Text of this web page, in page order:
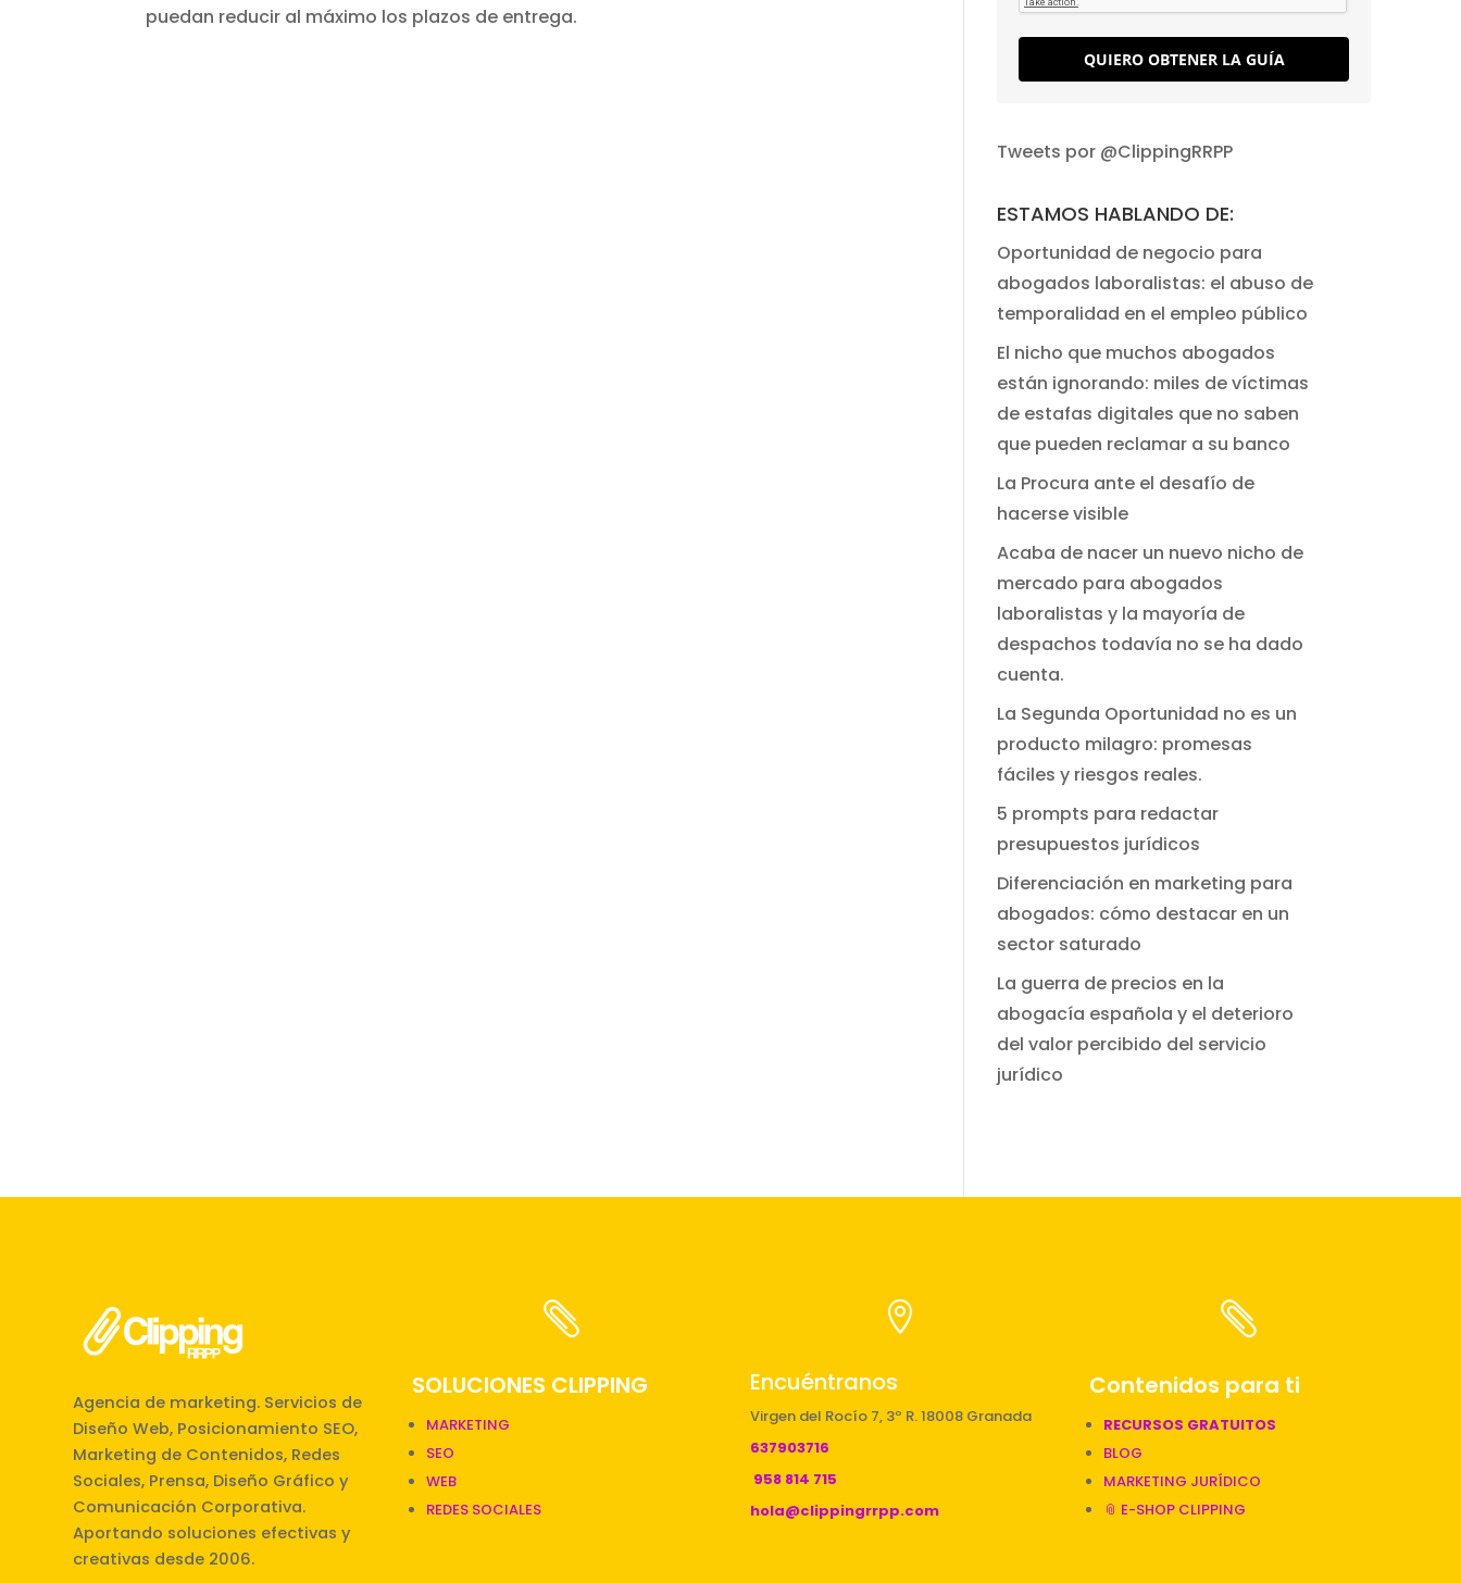
puedan reducir al máximo los plazos de entrega.
QUIERO OBTENER LA GUÍA
Tweets por @ClippingRRPP
ESTAMOS HABLANDO DE:
Oportunidad de negocio para
abogados laboralistas: el abuso de
temporalidad en el empleo público
El nicho que muchos abogados
están ignorando: miles de víctimas
de estafas digitales que no saben
que pueden reclamar a su banco
La Procura ante el desafío de
hacerse visible
Acaba de nacer un nuevo nicho de
mercado para abogados
laboralistas y la mayoría de
despachos todavía no se ha dado
cuenta.
La Segunda Oportunidad no es un
producto milagro: promesas
fáciles y riesgos reales.
5 prompts para redactar
presupuestos jurídicos
Diferenciación en marketing para
abogados: cómo destacar en un
sector saturado
La guerra de precios en la
abogacía española y el deterioro
del valor percibido del servicio
jurídico
Agencia de marketing. Servicios de
Diseño Web, Posicionamiento SEO,
Marketing de Contenidos, Redes
Sociales, Prensa, Diseño Gráfico y
Comunicación Corporativa.
Aportando soluciones efectivas y
creativas desde 2006.

SOLUCIONES CLIPPING
MARKETING
SEO
WEB
REDES SOCIALES

Encuéntranos
Virgen del Rocío 7, 3º R. 18008 Granada
637903716
958 814 715
hola@clippingrrpp.com

Contenidos para ti
RECURSOS GRATUITOS
BLOG
MARKETING JURÍDICO
📎 E-SHOP CLIPPING